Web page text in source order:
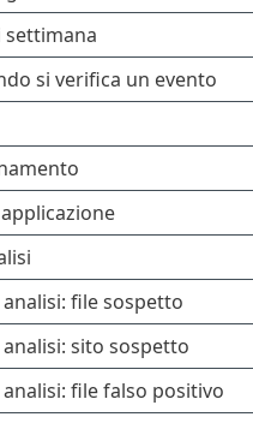
settimana
si verifica un evento
file sospetto
sito sospetto
file falso positivo